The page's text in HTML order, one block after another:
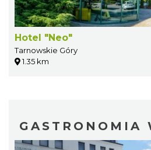
Hotel "Neo"
Tarnowskie Góry
1.35 km
GASTRONOMIA